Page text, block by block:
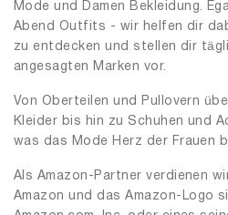
Mode und Damen Bekleidung.
Abend Outfits - wir helfen dir
zu entdecken und stellen dir
angesagten Marken vor.
Von Oberteilen und Pullovern
Kleider bis hin zu Schuhen und
was das Mode Herz der Frauen
Als Amazon-Partner verdienen
Amazon und das Amazon-Logo